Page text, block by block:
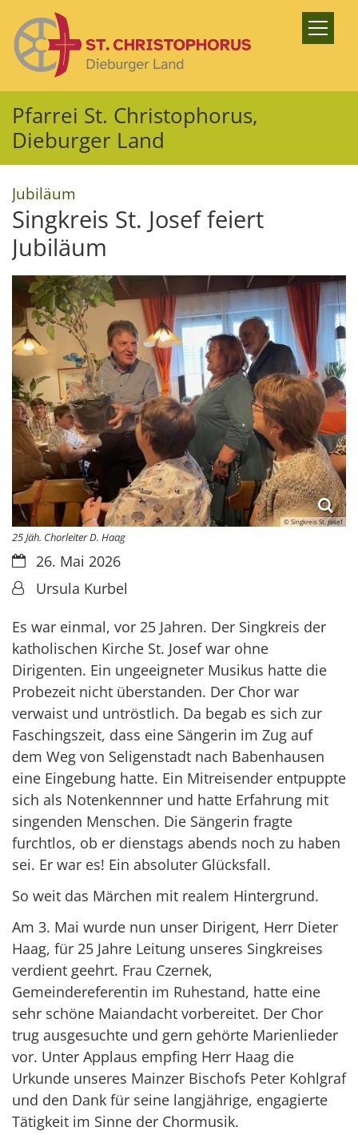
Zum Inhalt springen
Pfarrei St. Christophorus,
Dieburger Land
Jubiläum
Singkreis St. Josef feiert
Jubiläum
© Singkreis St. Josef
25 Jäh. Chorleiter D. Haag
Datum:26. Mai 2026
Von:Ursula Kurbel
Es war einmal, vor 25 Jahren. Der Singkreis der
katholischen Kirche St. Josef war ohne
Dirigenten. Ein ungeeigneter Musikus hatte die
Probezeit nicht überstanden. Der Chor war
verwaist und untröstlich. Da begab es sich zur
Faschingszeit, dass eine Sängerin im Zug auf
dem Weg von Seligenstadt nach Babenhausen
eine Eingebung hatte. Ein Mitreisender entpuppte
sich als Notenkennner und hatte Erfahrung mit
singenden Menschen. Die Sängerin fragte
furchtlos, ob er dienstags abends noch zu haben
sei. Er war es! Ein absoluter Glücksfall.
So weit das Märchen mit realem Hintergrund.
Am 3. Mai wurde nun unser Dirigent, Herr Dieter
Haag, für 25 Jahre Leitung unseres Singkreises
verdient geehrt. Frau Czernek,
Gemeindereferentin im Ruhestand, hatte eine
sehr schöne Maiandacht vorbereitet. Der Chor
trug ausgesuchte und gern gehörte Marienlieder
vor. Unter Applaus empfing Herr Haag die
Urkunde unseres Mainzer Bischofs Peter Kohlgraf
und den Dank für seine langjährige, engagierte
Tätigkeit im Sinne der Chormusik.